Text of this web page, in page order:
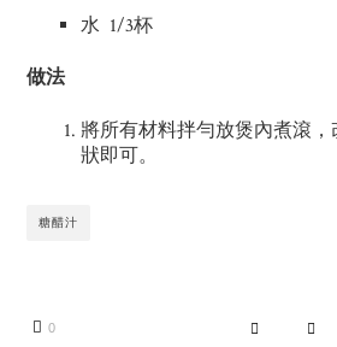
水 1/3杯
做法
將所有材料拌勻放煲內煮滾
狀即可。
糖醋汁
0